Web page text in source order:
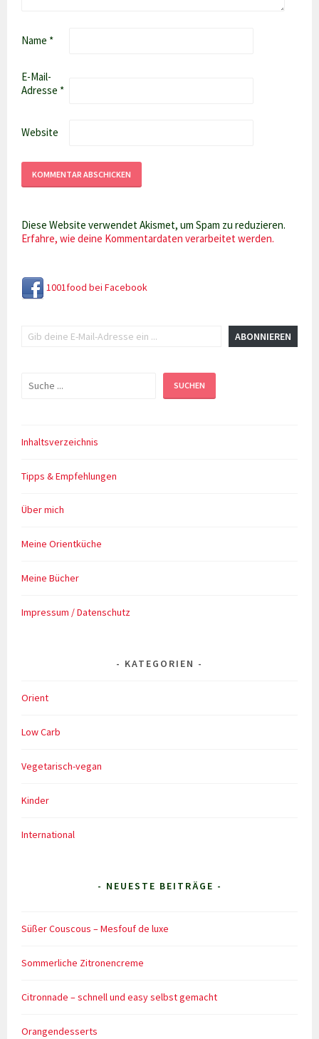
Name *
E-Mail-
Adresse *
Website
Diese Website verwendet Akismet, um Spam zu reduzieren.
Erfahre, wie deine Kommentardaten verarbeitet werden.
1001food bei Facebook
ABONNIEREN
Suchen SUCHEN
Inhaltsverzeichnis
Tipps & Empfehlungen
Über mich
Meine Orientküche
Meine Bücher
Impressum / Datenschutz
KATEGORIEN
Orient
Low Carb
Vegetarisch-vegan
Kinder
International
- NEUESTE BEITRÄGE -
Süßer Couscous – Mesfouf de luxe
Sommerliche Zitronencreme
Citronnade – schnell und easy selbst gemacht
Orangendesserts